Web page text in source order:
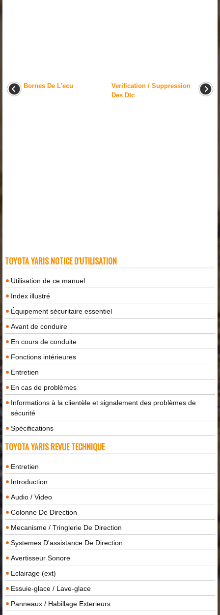
Bornes De L'ecu
Verification / Suppression
Des Dtc
TOYOTA YARIS NOTICE D'UTILISATION
Utilisation de ce manuel
Index illustré
Équipement sécuritaire essentiel
Avant de conduire
En cours de conduite
Fonctions intérieures
Entretien
En cas de problèmes
Informations à la clientèle et signalement des problèmes de
sécurité
Spécifications
TOYOTA YARIS REVUE TECHNIQUE
Entretien
Introduction
Audio / Video
Colonne De Direction
Mecanisme / Tringlerie De Direction
Systemes D'assistance De Direction
Avertisseur Sonore
Eclairage (ext)
Essuie-glace / Lave-glace
Panneaux / Habillage Exterieurs